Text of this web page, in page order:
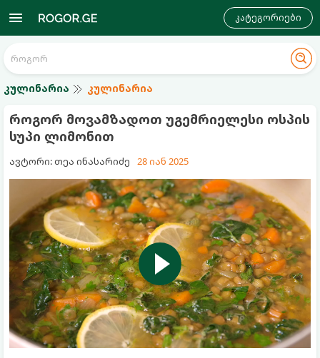
კატეგორიები
კულინარია კულინარია
როგორ მოვამზადოთ უგემრიელესი ოსპის
სუპი ლიმონით
ავტორი: თეა ინასარიძე 28 იან 2025